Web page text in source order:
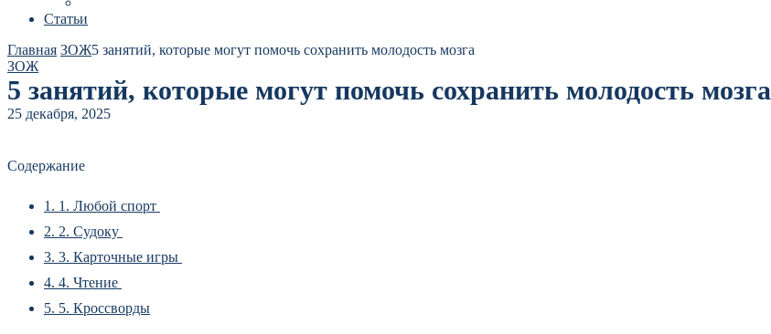
Статьи
Главная ЗОЖ5 занятий, которые могут помочь сохранить молодость мозга
ЗОЖ
5 занятий, которые могут помочь сохранить молодость мозга
25 декабря, 2025
Содержание
1. 1. Любой спорт
2. 2. Судоку
3. 3. Карточные игры
4. 4. Чтение
5. 5. Кроссворды